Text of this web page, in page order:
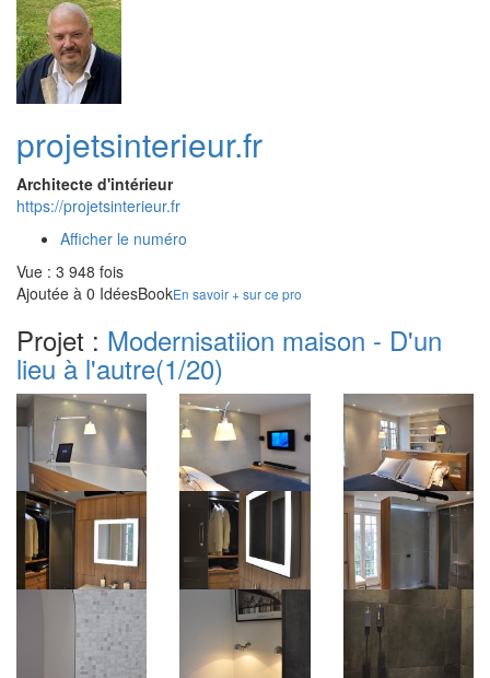
projetsinterieur.fr
Architecte d'intérieur
https://projetsinterieur.fr
Afficher le numéro
Vue : 3 948 fois
Ajoutée à 0 IdéesBookEn savoir + sur ce pro
Projet : Modernisatiion maison - D'un
lieu à l'autre(1/20)